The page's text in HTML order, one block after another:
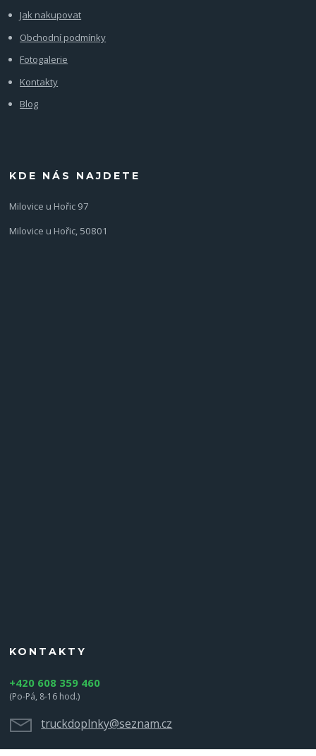
Jak nakupovat
Obchodní podmínky
Fotogalerie
Kontakty
Blog
KDE NÁS NAJDETE
Milovice u Hořic 97
Milovice u Hořic, 50801
KONTAKTY
+420 608 359 460
(Po-Pá, 8-16 hod.)
truckdoplnky@seznam.cz